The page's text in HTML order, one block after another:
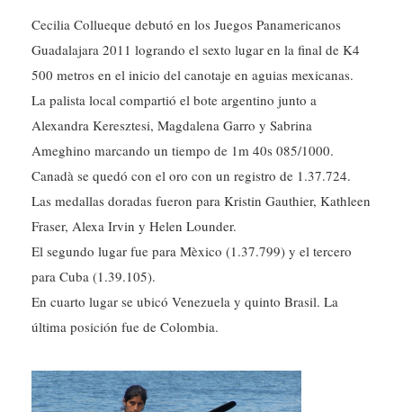
Cecilia Collueque debutó en los Juegos Panamericanos
Guadalajara 2011 logrando el sexto lugar en la final de K4
500 metros en el inicio del canotaje en aguias mexicanas.
La palista local compartió el bote argentino junto a
Alexandra Keresztesi, Magdalena Garro y Sabrina
Ameghino marcando un tiempo de 1m 40s 085/1000.
Canadà se quedó con el oro con un registro de 1.37.724.
Las medallas doradas fueron para Kristin Gauthier, Kathleen
Fraser, Alexa Irvin y Helen Lounder.
El segundo lugar fue para Mèxico (1.37.799) y el tercero
para Cuba (1.39.105).
En cuarto lugar se ubicó Venezuela y quinto Brasil. La
última posición fue de Colombia.